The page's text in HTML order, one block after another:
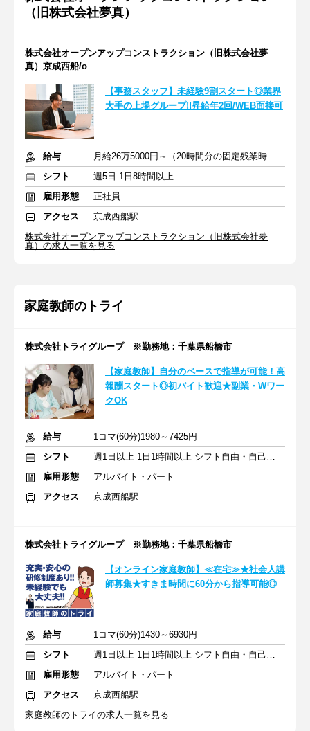
（旧株式会社夢真）
株式会社オープンアップコンストラクション（旧株式会社夢
真）京成西船/o
【事務スタッフ】未経験9割スタート◎業界
大手の上場グループ!!昇給年2回/WEB面接可
給与
月給26万5000円～（20時間分の固定残業時間代を含む）
シフト
週5日 1日8時間以上
雇用形態
正社員
アクセス
京成西船駅
株式会社オープンアップコンストラクション（旧株式会社夢
真）の求人一覧を見る
家庭教師のトライ
株式会社トライグループ ※勤務地：千葉県船橋市
【家庭教師】自分のペースで指導が可能！高
報酬スタート◎初バイト歓迎★副業・Wワー
クOK
給与
1コマ(60分)1980～7425円
シフト
週1日以上 1日1時間以上 シフト自由・自己申告
雇用形態
アルバイト・パート
アクセス
京成西船駅
株式会社トライグループ ※勤務地：千葉県船橋市
【オンライン家庭教師】≪在宅≫★社会人講
師募集★すきま時間に60分から指導可能◎
給与
1コマ(60分)1430～6930円
シフト
週1日以上 1日1時間以上 シフト自由・自己申告
雇用形態
アルバイト・パート
アクセス
京成西船駅
家庭教師のトライの求人一覧を見る